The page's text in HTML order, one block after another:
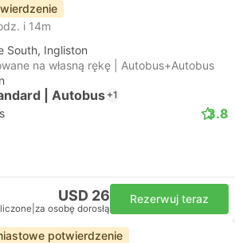
i 14m
South, Ingliston
na własną rękę | Autobus+Autobus
| Autobus+1
3.8
USD 26
za osobę dorosłą
Rezerwuj teraz
potwierdzenie